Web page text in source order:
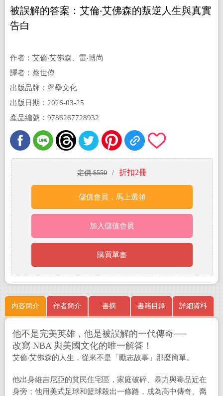
被誤解的答案：艾倫‧艾佛森的叛逆人生與真實
告白
作者：艾倫‧艾佛森、雷‧博尚
譯者：蔡世偉
出版品牌：堡壘文化
出版日期：2026-03-25
產品編號：9786267728932
定價 $550 / 折扣2冊
儲值會員，馬上選領
加入儲值會員
購買單書
內容簡介 作者簡介 書摘 書籍目錄 詳細資料
他不是完美英雄，他是被誤解的一代傳奇──
改寫 NBA 與美國文化的唯一解答！
艾倫‧艾佛森的人生，從來不是「勵志故事」那麼簡單。
他出身維吉尼亞的貧民住宅區，家庭破碎、暴力與毒品近在
身旁；他用美式足球和籃球殺出一條路，成為高中傳奇、喬